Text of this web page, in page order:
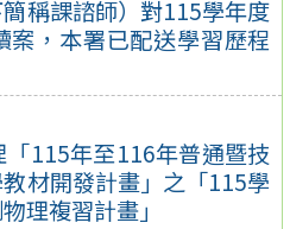
稱課諮師）對115學年度
案，本署已配送學習歷程
115年至116年普通暨技
材開發計畫」之「115學
理複習計畫」